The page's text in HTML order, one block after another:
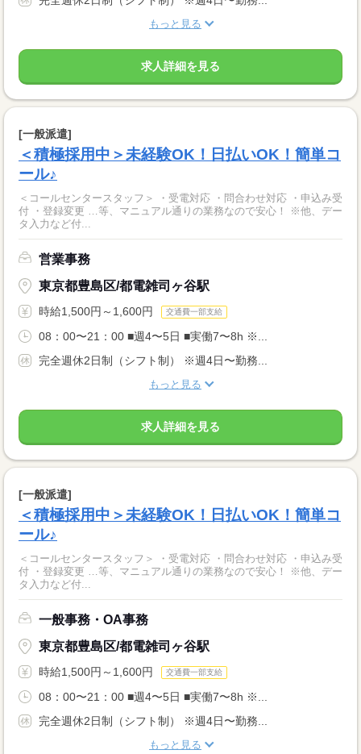
もっと見る
求人詳細を見る
[一般派遣]
＜積極採用中＞未経験OK！日払いOK！簡単コ
ール♪
＜コールセンタースタッフ＞ ・受電対応 ・問合わせ対応 ・申込み受
付 ・登録変更 …等、マニュアル通りの業務なので安心！ ※他、デー
タ入力など付...
営業事務
東京都豊島区/都電雑司ヶ谷駅
時給1,500円～1,600円 交通費一部支給
08：00〜21：00 ■週4〜5日 ■実働7〜8h ※...
完全週休2日制（シフト制） ※週4日〜勤務...
もっと見る
求人詳細を見る
[一般派遣]
＜積極採用中＞未経験OK！日払いOK！簡単コ
ール♪
＜コールセンタースタッフ＞ ・受電対応 ・問合わせ対応 ・申込み受
付 ・登録変更 …等、マニュアル通りの業務なので安心！ ※他、デー
タ入力など付...
一般事務・OA事務
東京都豊島区/都電雑司ヶ谷駅
時給1,500円～1,600円 交通費一部支給
08：00〜21：00 ■週4〜5日 ■実働7〜8h ※...
完全週休2日制（シフト制） ※週4日〜勤務...
もっと見る